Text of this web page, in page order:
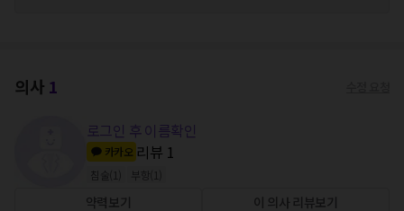
의사 1
로그인 후 이름확인
카카오 리뷰 1
침술 부항
약력보기 이 의사 리뷰보기